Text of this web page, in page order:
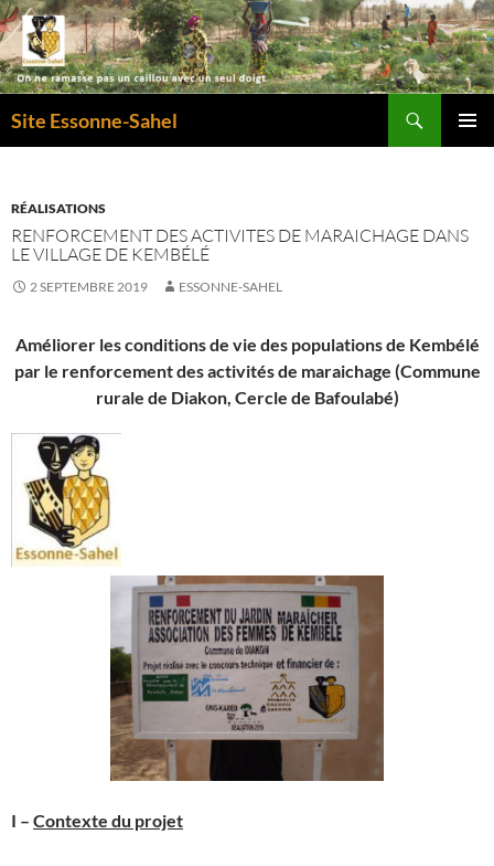
Site Essonne-Sahel
RÉALISATIONS
RENFORCEMENT DES ACTIVITES DE MARAICHAGE DANS
LE VILLAGE DE KEMBÉLÉ
2 SEPTEMBRE 2019 ESSONNE-SAHEL
Améliorer les conditions de vie des populations de Kembélé
par le renforcement des activités de maraichage (Commune
rurale de Diakon, Cercle de Bafoulabé)
I – Contexte du projet